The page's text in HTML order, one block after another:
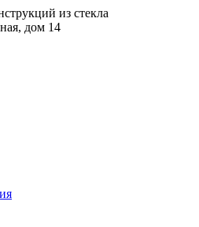
из стекла
дом 14